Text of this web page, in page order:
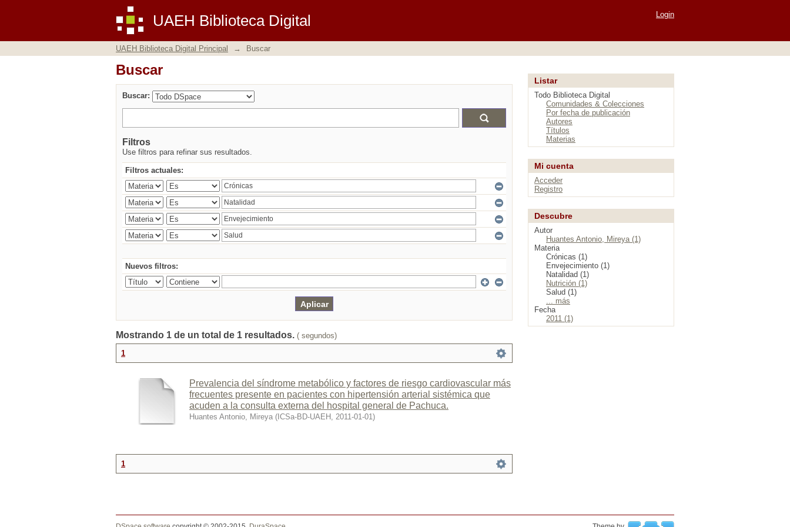
UAEH Biblioteca Digital
Buscar Login
UAEH Biblioteca Digital Principal → Buscar
Buscar
Buscar:
Filtros
Use filtros para refinar sus resultados.
Filtros actuales:
Nuevos filtros:
Mostrando 1 de un total de 1 resultados. ( segundos)
1
Prevalencia del síndrome metabólico y factores de riesgo cardiovascular más
frecuentes presente en pacientes con hipertensión arterial sistémica que
acuden a la consulta externa del hospital general de Pachuca.
Huantes Antonio, Mireya ( ICSa-BD-UAEH , 2011-01-01)
1
Listar
Todo Biblioteca Digital
Comunidades & Colecciones
Por fecha de publicación
Autores
Títulos
Materias
Mi cuenta
Acceder
Registro
Descubre
Autor
Huantes Antonio, Mireya (1)
Materia
Crónicas (1)
Envejecimiento (1)
Natalidad (1)
Nutrición (1)
Salud (1)
... más
Fecha
2011 (1)